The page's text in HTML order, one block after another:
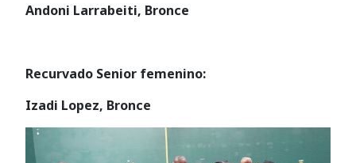
Andoni Larrabeiti, Bronce
Recurvado Senior femenino:
Izadi Lopez, Bronce